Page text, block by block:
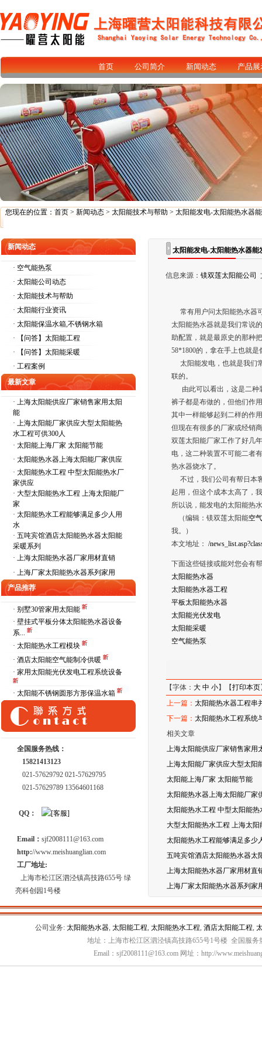
首页 公司简介 新闻动态 产品展
您现在的位置： 首页 > 新闻动态 > 太阳能技术与帮助 > 太阳能发电-太阳能热水器
新闻动态
· 空气能热泵
· 太阳能公司动态
· 太阳能技术与帮助
· 太阳能行业资讯
· 太阳能保温水箱,不锈钢水箱
· 【问答】太阳能工程
· 【问答】太阳能采暖
· 工程案例
最新文章
· 上海太阳能供应厂家销售家用太阳
能
· 上海太阳能厂家供应大型太阳能热
水工程可供300人
· 太阳能上海厂家 太阳能节能
· 太阳能热水器上海太阳能厂家供应
· 太阳能热水工程 中型太阳能热水厂
家供应
· 大型太阳能热水工程 上海太阳能厂
家
· 太阳能热水工程能够满足多少人用
水
· 五吨宾馆酒店太阳能热水器太阳能
采暖系列
· 上海太阳能热水器厂家用材直销
· 上海厂家太阳能热水器系列家用
产品推荐
· 别墅30管家用太阳能
· 壁挂式平板分体太阳能热水器设备
系...
· 太阳能热水工程模块
· 酒店太阳能空气能制冷供暖
· 家用太阳能光伏发电工程系统设备
· 太阳能不锈钢圆形方形保温水箱
全国服务热线：
15821413123
021-57629792 021-57629795
021-57629789 13564601168
QQ：
Email： sjf2008111@163.com
http://www.meishuanglian.com
工厂地址:
上海市松江区泗泾镇高技路655号 绿
亮科创园1号楼
太阳能发电-太阳能热水器能
信息来源：镁双莲太阳能公司
常有用户问太阳能热水器
太阳能热水器就是我们常说
助配置，就是最原史的那种
58*1800的，拿在手上也就
太阳能发电，也就是我们
联的。
由此可以看出，这是二种
裤子都是布做的，但他们作
其中一样能够起到二样的作
但现在有很多的厂家或经销
双莲太阳能厂家工作了好几
电，这二种装置不可能二者
热水器烧水了。
不过，我们公司有帮日本
起用，但这个成本太高了，
所以说，能发电的太阳能热
（编辑：镁双莲太阳能空
我。）
本文地址：/
下面这些链接或能对您会有
太阳能热水器
太阳能热水器工程
平板太阳能热水器
太阳能光伏发电
太阳能采暖
空气能热泵
【字体：大 中 小】【打印本页
上一篇：太阳能热水器工程串
下一篇：太阳能热水工程系统
相关文章
上海太阳能供应厂家销售家用
上海太阳能厂家供应大型太阳
太阳能上海厂家 太阳能节能
太阳能热水器上海太阳能厂家
太阳能热水工程 中型太阳能热
大型太阳能热水工程 上海太阳
太阳能热水工程能够满足多少
五吨宾馆酒店太阳能热水器太
上海太阳能热水器厂家用材直
上海厂家太阳能热水器系列家
公司业务: 太阳能热水器, 太阳能工程, 太阳能热水工程, 酒店太阳能工程,
地址：上海市松江区泗泾镇高技路655号1号楼 全国服务
Email：sjf2008111@163.com 网址：http://